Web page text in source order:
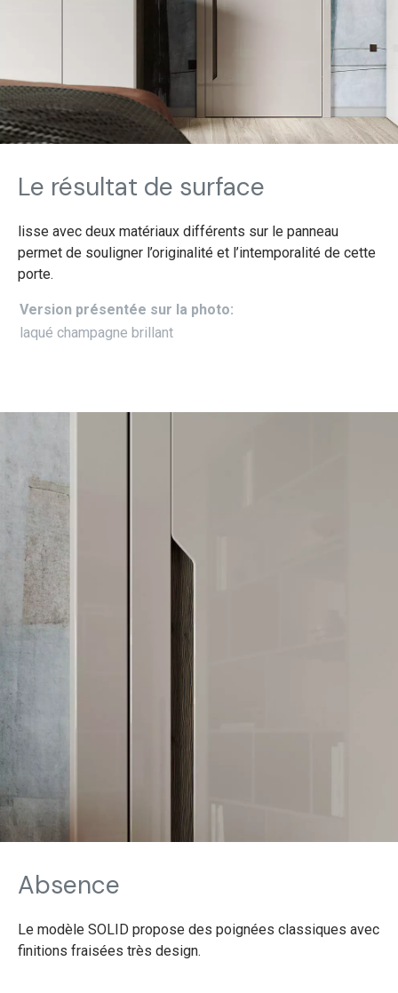
Le résultat de surface
lisse avec deux matériaux différents sur le panneau
permet de souligner l’originalité et l’intemporalité de cette
porte.
Version présentée sur la photo:
laqué champagne brillant
Absence
Le modèle SOLID propose des poignées classiques avec
finitions fraisées très design.